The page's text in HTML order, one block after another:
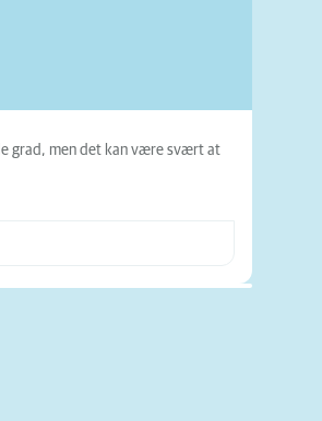
grad, men det kan være svært at